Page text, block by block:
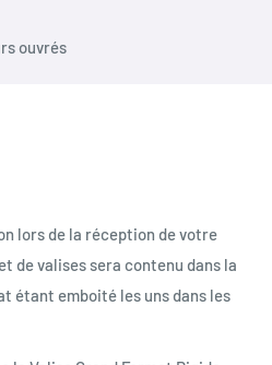
ouvrés
lors de la réception de votre
de valises sera contenu dans la
étant emboité les uns dans les